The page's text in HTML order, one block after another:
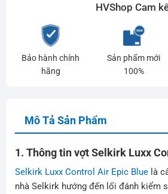
HVShop Cam
Bảo hành chính
hãng
Sản phẩm mới
100%
Mô Tả Sản Phẩm
1. Thông tin vợt Selkirk Luxx
Selkirk Luxx Control Air Epic Bluelà
nhà Selkirk hướng đến lối đánh kiểm